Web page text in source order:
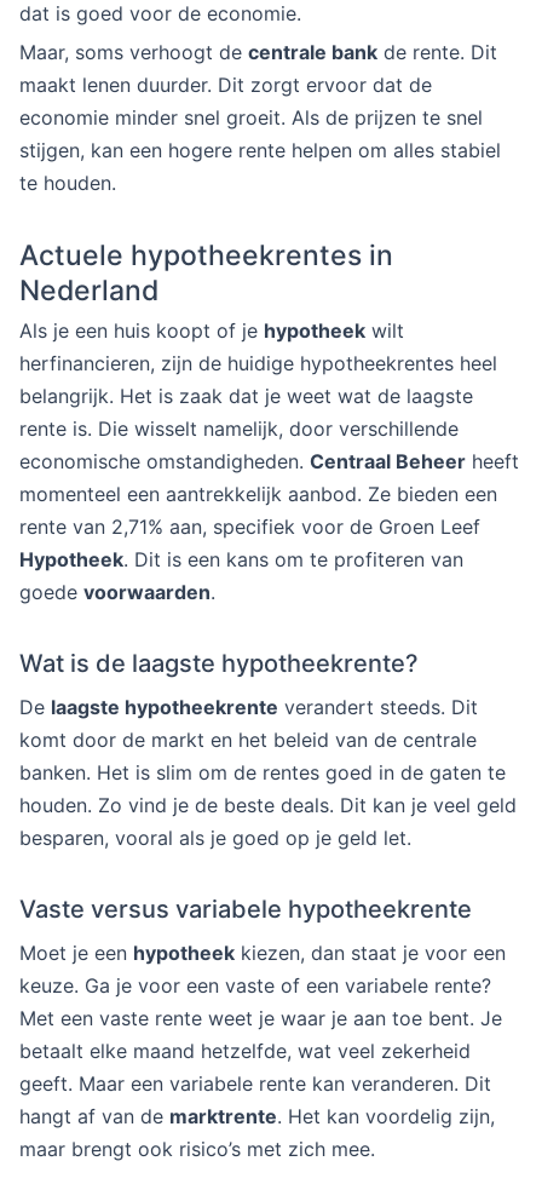
dat is goed voor de economie.
Maar, soms verhoogt de centrale bank de rente. Dit
maakt lenen duurder. Dit zorgt ervoor dat de
economie minder snel groeit. Als de prijzen te snel
stijgen, kan een hogere rente helpen om alles stabiel
te houden.
Actuele hypotheekrentes in
Nederland
Als je een huis koopt of je hypotheek wilt
herfinancieren, zijn de huidige hypotheekrentes heel
belangrijk. Het is zaak dat je weet wat de laagste
rente is. Die wisselt namelijk, door verschillende
economische omstandigheden. Centraal Beheer heeft
momenteel een aantrekkelijk aanbod. Ze bieden een
rente van 2,71% aan, specifiek voor de Groen Leef
Hypotheek. Dit is een kans om te profiteren van
goede voorwaarden.
Wat is de laagste hypotheekrente?
De laagste hypotheekrente verandert steeds. Dit
komt door de markt en het beleid van de centrale
banken. Het is slim om de rentes goed in de gaten te
houden. Zo vind je de beste deals. Dit kan je veel geld
besparen, vooral als je goed op je geld let.
Vaste versus variabele hypotheekrente
Moet je een hypotheek kiezen, dan staat je voor een
keuze. Ga je voor een vaste of een variabele rente?
Met een vaste rente weet je waar je aan toe bent. Je
betaalt elke maand hetzelfde, wat veel zekerheid
geeft. Maar een variabele rente kan veranderen. Dit
hangt af van de marktrente. Het kan voordelig zijn,
maar brengt ook risico’s met zich mee.